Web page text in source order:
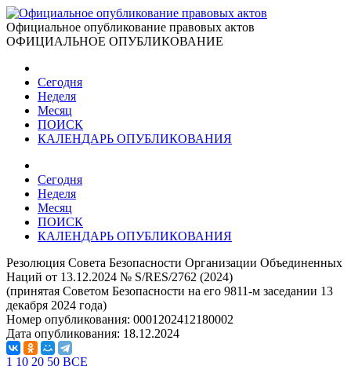
Официальное опубликование правовых актов
ОФИЦИАЛЬНОЕ ОПУБЛИКОВАНИЕ
Сегодня
Неделя
Месяц
ПОИСК
КАЛЕНДАРЬ ОПУБЛИКОВАНИЯ
Сегодня
Неделя
Месяц
ПОИСК
КАЛЕНДАРЬ ОПУБЛИКОВАНИЯ
Резолюция Совета Безопасности Организации Объединенных
Наций от 13.12.2024 № S/RES/2762 (2024)
(принятая Советом Безопасности на его 9811-м заседании 13
декабря 2024 года)
Номер опубликования: 0001202412180002
Дата опубликования: 18.12.2024
1 10 20 50 ВСЕ